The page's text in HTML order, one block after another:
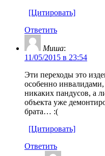
[Цитировать]
Ответить
Миша:
11/05/2015 в 23:54
Эти переходы это
особенно инвалидами,
никаких пандусов, а
объекта уже
брата… :(
[Цитировать]
Ответить